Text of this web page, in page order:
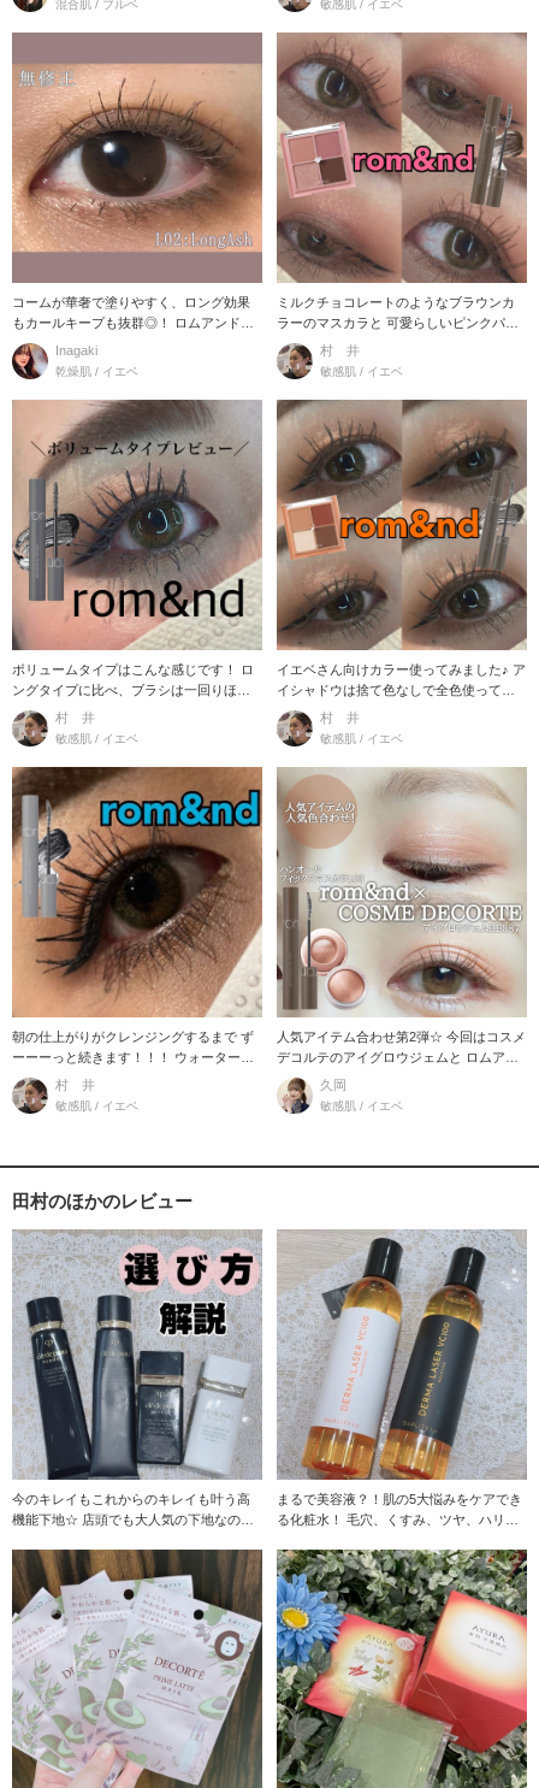
混合肌 / ブルベ 敏感肌 / イエベ
コームが華奢で塗りやすく、ロング効果
もカールキープも抜群◎！ ロムアンド
ハンオール
Inagaki
乾燥肌 / イエベ
ミルクチョコレートのようなブラウンカ
ラーのマスカラと 可愛らしいピンクパレ
ットでメイクし
村 井
敏感肌 / イエベ
ボリュームタイプはこんな感じです！ ロ
ングタイプに比べ、ブラシは一回りほど
太く しっか
村 井
敏感肌 / イエベ
イエベさん向けカラー使ってみました♪ ア
イシャドウは捨て色なしで全色使ってい
ます★
村 井
敏感肌 / イエベ
朝の仕上がりがクレンジングするまで ず
ーーーっと続きます！！！ ウォータープ
ルーフでマ
村 井
敏感肌 / イエベ
人気アイテム合わせ第2弾☆ 今回はコスメ
デコルテのアイグロウジェムと ロムアン
ドのマスカ
久岡
敏感肌 / イエベ
田村のほかのレビュー
今のキレイもこれからのキレイも叶う高
機能下地☆ 店頭でも大人気の下地なの
まるで美容液？！肌の5大悩みをケアでき
る化粧水！ 毛穴、くすみ、ツヤ、ハリ、